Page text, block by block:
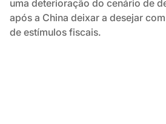
uma deterioração do cenário de
após a China deixar a desejar
de estímulos fiscais.